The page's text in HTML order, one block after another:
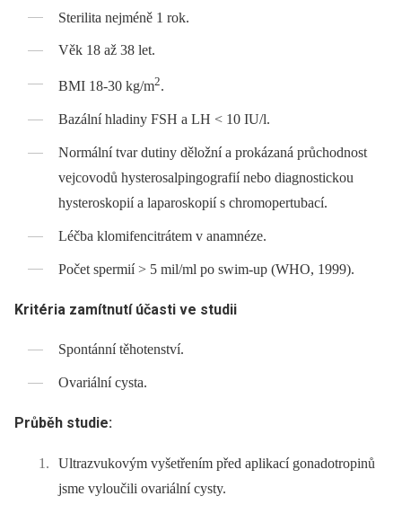
Sterilita nejméně 1 rok.
Věk 18 až 38 let.
BMI 18-30 kg/m2.
Bazální hladiny FSH a LH < 10 IU/l.
Normální tvar dutiny děložní a prokázaná průchodnost
vejcovodů hysterosalpingografií nebo diagnostickou
hysteroskopií a laparoskopií s chromopertubací.
Léčba klomifencitrátem v anamnéze.
Počet spermií > 5 mil/ml po swim-up (WHO, 1999).
Kritéria zamítnutí účasti ve studii
Spontánní těhotenství.
Ovariální cysta.
Průběh studie:
Ultrazvukovým vyšetřením před aplikací gonadotropinů
jsme vyloučili ovariální cysty.